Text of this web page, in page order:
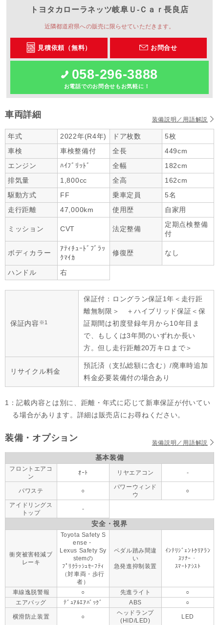
トヨタカローラネッツ岐阜 Ｕ‐Ｃａｒ長良店
近隣都道府県への販売に限らせていただきます。
見積依頼（無料） お問合せ
058-296-3888
お電話でのお問合せもお気軽に！
車両詳細 装備説明／用語解説
年式 2022年(R4年) ドア枚数
5枚
車検
車検整備付 全長
449cm
エンジン
ﾊｲﾌﾞﾘｯﾄﾞ 全幅
182cm
排気量
1,800cc 全高
162cm
駆動方式
FF 乗車定員
5名
走行距離
47,000km 使用歴 自家用
ミッション CVT 法定整備
定期点検整備
付
ボディカラー
ｱﾃｨﾁｭｰﾄﾞﾌﾞﾗｯ
ｸﾏｲｶ
修復歴 なし
ハンドル 右
保証内容 ※1
保証付：ロングラン保証1年＜走行距
離無制限＞ ＋ハイブリッド保証＜保
証期間は初度登録年月から10年目ま
で、もしくは3年間のいずれか長い
方。但し走行距離20万キロまで＞
リサイクル料金
預託済（支払総額に含む）/廃車時追加
料金必要装備付の場合あり
1：記載内容とは別に、距離・年式に応じて新車保証が付いてい
る場合があります。詳細は販売店にお尋ねください。
装備・オプション 装備説明／用語解説
基本装備
フロントエアコ
ン
ｵｰﾄ リヤエアコン -
パワステ ○
パワーウィンド
ウ
○
アイドリングス
トップ
-
安全・視界
衝突被害軽減ブ
レーキ
Toyota Safety S
ense・
Lexus Safety Sy
stemの
ﾌﾟﾘｸﾗｯｼｭｾｰﾌﾃｨ
（対車両・歩行
者）
ペダル踏み間違
い
急発進抑制装置
ｲﾝﾃﾘｼﾞｪﾝﾄｸﾘｱﾗﾝ
ｽｿﾅｰ・
ｽﾏｰﾄｱｼｽﾄ
車線逸脱警報 ○ 先進ライト
○
エアバッグ
ﾃﾞｭｱﾙｴｱﾊﾞｯｸﾞ ABS ○
横滑防止装置 ○
ヘッドランプ
(HID/LED)
LED